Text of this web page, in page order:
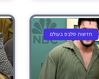
חדשות סלבס בעולם